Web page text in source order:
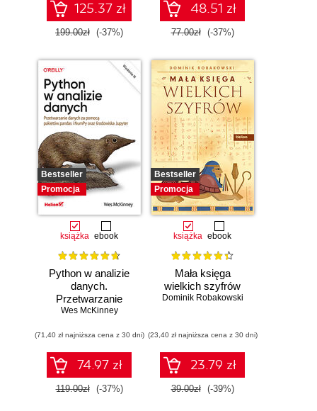
125.37 zł
199.00zł (-37%)
48.51 zł
77.00zł (-37%)
Bestseller
Promocja
książka ebook
Python w analizie
danych.
Przetwarzanie
danych za pomocą
NumPy oraz
środowiska
Jupyter. Wydanie
III
Wes McKinney
(71,40 zł najniższa cena z 30 dni)
74.97 zł
119.00zł (-37%)
Bestseller
Promocja
książka ebook
Mała księga
wielkich szyfrów
Dominik Robakowski
(23,40 zł najniższa cena z 30 dni)
23.79 zł
39.00zł (-39%)